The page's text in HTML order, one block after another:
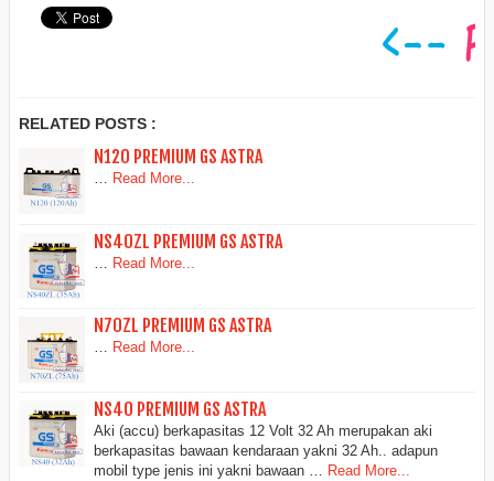
RELATED POSTS :
N120 PREMIUM GS ASTRA
… Read More...
NS40ZL PREMIUM GS ASTRA
Read More...
N70ZL PREMIUM GS ASTRA
Read More...
NS40 PREMIUM GS ASTRA
Aki (accu) berkapasitas 12 Volt 32 Ah merupakan aki
berkapasitas bawaan kendaraan yakni 32 Ah.. adapun
mobil type jenis ini yakni bawaan … Read More...